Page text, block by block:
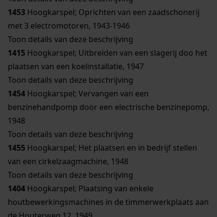
1453 Hoogkarspel; Oprichten van een zaadschonerij
met 3 electromotoren, 1943-1946
Toon details van deze beschrijving
1415 Hoogkarspel; Uitbreiden van een slagerij doo het
plaatsen van een koelinstallatie, 1947
Toon details van deze beschrijving
1454 Hoogkarspel; Vervangen van een
benzinehandpomp door een electrische benzinepomp,
1948
Toon details van deze beschrijving
1455 Hoogkarspel; Het plaatsen en in bedrijf stellen
van een cirkelzaagmachine, 1948
Toon details van deze beschrijving
1404 Hoogkarspel; Plaatsing van enkele
houtbewerkingsmachines in de timmerwerkplaats aan